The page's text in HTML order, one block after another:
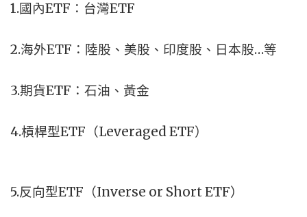
1.國內ETF：台灣ETF
2.海外ETF：陸股、美股、印度股、日本股…等
3.期貨ETF：石油、黃金
4.槓桿型ETF（Leveraged ETF）
5.反向型ETF（Inverse or Short ETF）